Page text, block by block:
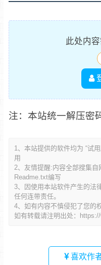
此处内
注：本站统一解压密
1、本站提供的软件均为 “试
用
2、友情提醒:内容全部搜集
Readme.txt编写
3、因使用本站软件产生的法
任何连带责任。
4、如有内容不慎侵犯了您的
如有转载请注明出处：
喜欢作